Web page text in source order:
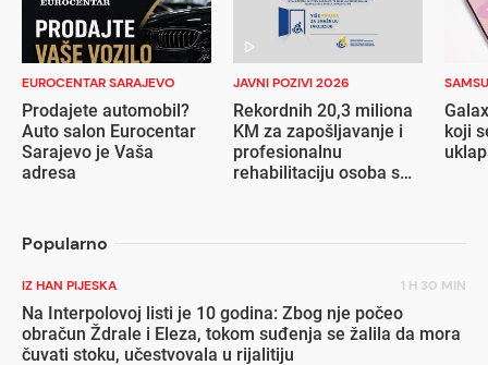
EUROCENTAR SARAJEVO
Prodajete automobil?
Auto salon Eurocentar
Sarajevo je Vaša
adresa
JAVNI POZIVI 2026
Rekordnih 20,3 miliona
KM za zapošljavanje i
profesionalnu
rehabilitaciju osoba s
koji
Popularno
IZ HAN PIJESKA 1 H 30 MIN
Na Interpolovoj listi je 10 godina: Zbog nje počeo
obračun Ždrale i Eleza, tokom suđenja se žalila da mora
čuvati stoku, učestvovala u rijalitiju